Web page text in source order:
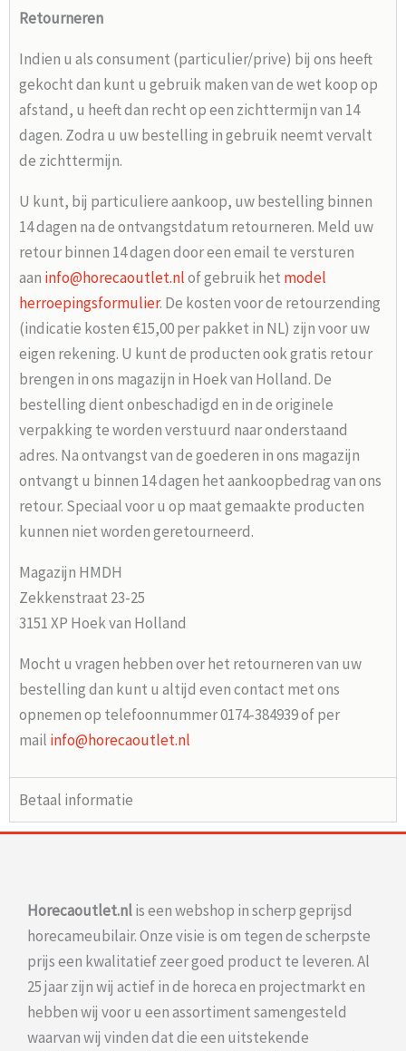
Retourneren
Indien u als consument (particulier/prive) bij ons heeft
gekocht dan kunt u gebruik maken van de wet koop op
afstand, u heeft dan recht op een zichttermijn van 14
dagen. Zodra u uw bestelling in gebruik neemt vervalt
de zichttermijn.
U kunt, bij particuliere aankoop, uw bestelling binnen
14 dagen na de ontvangstdatum retourneren. Meld uw
retour binnen 14 dagen door een email te versturen
aan info@horecaoutlet.nlof gebruik het model
herroepingsformulier. De kosten voor de retourzending
(indicatie kosten €15,00 per pakket in NL) zijn voor uw
eigen rekening. U kunt de producten ook gratis retour
brengen in ons magazijn in Hoek van Holland. De
bestelling dient onbeschadigd en in de originele
verpakking te worden verstuurd naar onderstaand
adres. Na ontvangst van de goederen in ons magazijn
ontvangt u binnen 14 dagen het aankoopbedrag van ons
retour. Speciaal voor u op maat gemaakte producten
kunnen niet worden geretourneerd.
Magazijn HMDH
Zekkenstraat 23-25
3151 XP Hoek van Holland
Mocht u vragen hebben over het retourneren van uw
bestelling dan kunt u altijd even contact met ons
opnemen op telefoonnummer 0174-384939 of per
mail info@horecaoutlet.nl
Betaal informatie
Horecaoutlet.nlis een webshop in scherp geprijsd
horecameubilair. Onze visie is om tegen de scherpste
prijs een kwalitatief zeer goed product te leveren. Al
25 jaar zijn wij actief in de horeca en projectmarkt en
hebben wij voor u een assortiment samengesteld
waarvan wij vinden dat die een uitstekende